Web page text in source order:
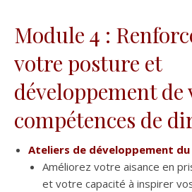
Module 4 :
votre posture et
développement de
compétences de
Ateliers de développement
Améliorez votre aisance en
et votre capacité à inspirer